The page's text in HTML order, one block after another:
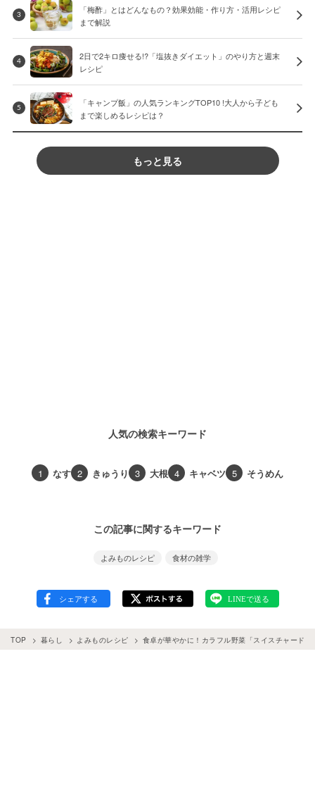
3
「梅酢」とはどんなもの？効果効能・作り方・活用レシピ
まで解説
4
2日で2キロ痩せる!?「塩抜きダイエット」のやり方と週末
レシピ
5
「キャンプ飯」の人気ランキングTOP10 !大人から子ども
まで楽しめるレシピは？
もっと見る
人気の検索キーワード
1 なす 2 きゅうり 3 大根 4 キャベツ 5 そうめん
この記事に関するキーワード
よみものレシピ 食材の雑学
TOP 暮らし よみものレシピ 食卓が華やかに！カラフル野菜「スイスチャード